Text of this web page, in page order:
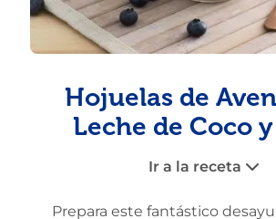
Hojuelas de
Leche de Coco
Ir a la receta
Prepara este fantástico